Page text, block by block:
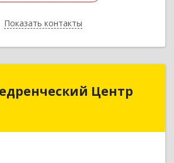
Показать контакты
Назад
Центр
Центр
край, Владивосток г,